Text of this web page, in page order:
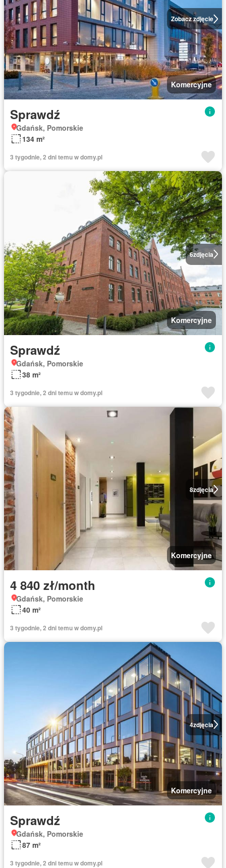
Zobacz zdjęcie
Komercyjne
Sprawdź
Gdańsk, Pomorskie
134 m²
3 tygodnie, 2 dni temu w domy.pl
6zdjęcia
Komercyjne
Sprawdź
Gdańsk, Pomorskie
38 m²
3 tygodnie, 2 dni temu w domy.pl
8zdjęcia
Komercyjne
4 840 zł/month
Gdańsk, Pomorskie
40 m²
3 tygodnie, 2 dni temu w domy.pl
4zdjęcia
Komercyjne
Sprawdź
Gdańsk, Pomorskie
87 m²
3 tygodnie, 2 dni temu w domy.pl